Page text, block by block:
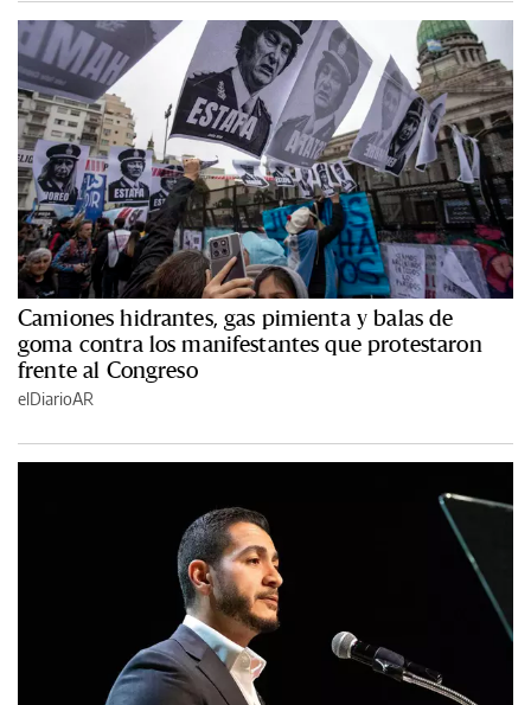
Camiones hidrantes, gas pimienta y balas de
goma contra los manifestantes que protestaron
frente al Congreso
elDiarioAR